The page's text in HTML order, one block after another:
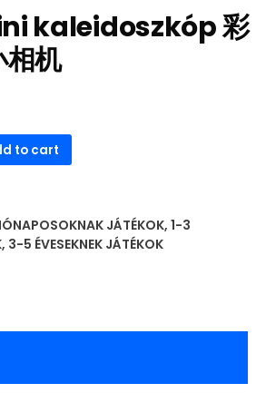
kaleidoszkóp 彩
机
to cart
JÁTÉKOK, 1-3
, 3-5 ÉVESEKNEK JÁTÉKOK